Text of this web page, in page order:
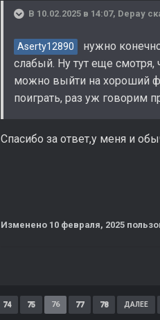
В 10.02.2025 в 14:07, Depay
Aserty12890
нужно
слабый. Ну тут еще
можно выйти на хороший
поиграть, раз уж говорим
Спасибо за ответ,у меня и
Изменено 10 февраля, 2025
74 75 76 77 78 ДАЛЕЕ